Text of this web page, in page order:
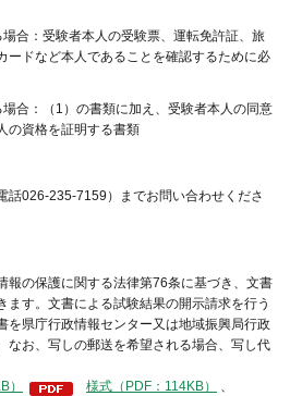
場合：受験者本人の受験票、運転免許証、旅
ードなど本人であることを確認するために必
場合：（1）の書類に加え、受験者本人の同意
の資格を証明する書類
話026-235-7159）までお問い合わせくださ
報の保護に関する法律第76条に基づき、文書
ます。文書による試験結果の開示請求を行う
を県庁行政情報センター又は地域振興局行政
なお、写しの郵送を希望される場合、写し代
） 様式（PDF：114KB）
、